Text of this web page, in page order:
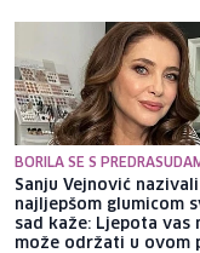
BORILA SE S
Sanju Vejnović nazivali
najljepšom glumicom
sad kaže: Ljepota vas
može održati u ovom